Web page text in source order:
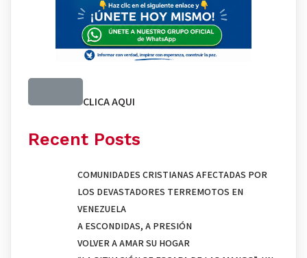
CLICA AQUI
Recent Posts
COMUNIDADES CRISTIANAS AFECTADAS POR
LOS DEVASTADORES TERREMOTOS EN
VENEZUELA
A ESCONDIDAS, A PRESIÓN
VOLVER A AMAR SU HOGAR